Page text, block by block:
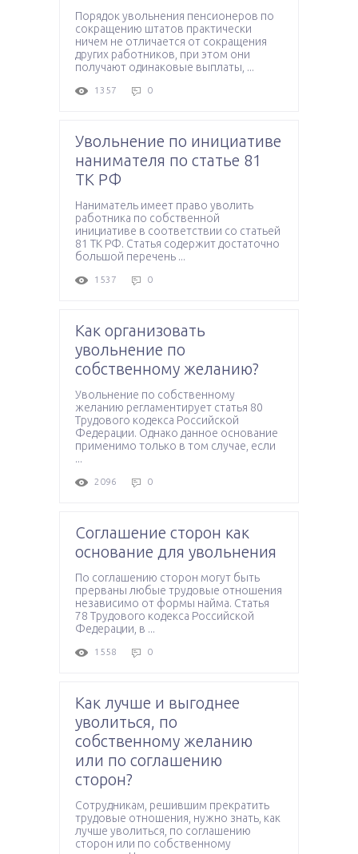
Порядок увольнения пенсионеров по
сокращению штатов практически
ничем не отличается от сокращения
других работников, при этом они
получают одинаковые выплаты, ...
1357 0
Увольнение по инициативе
нанимателя по статье 81
ТК РФ
Наниматель имеет право уволить
работника по собственной
инициативе в соответствии со статьей
81 ТК РФ. Статья содержит достаточно
большой перечень ...
1537 0
Как организовать
увольнение по
собственному желанию?
Увольнение по собственному
желанию регламентирует статья 80
Трудового кодекса Российской
Федерации. Однако данное основание
применимо только в том случае, если
...
2096 0
Соглашение сторон как
основание для увольнения
По соглашению сторон могут быть
прерваны любые трудовые отношения
независимо от формы найма. Статья
78 Трудового кодекса Российской
Федерации, в ...
1558 0
Как лучше и выгоднее
уволиться, по
собственному желанию
или по соглашению
сторон?
Сотрудникам, решившим прекратить
трудовые отношения, нужно знать, как
лучше уволиться, по соглашению
сторон или по собственному